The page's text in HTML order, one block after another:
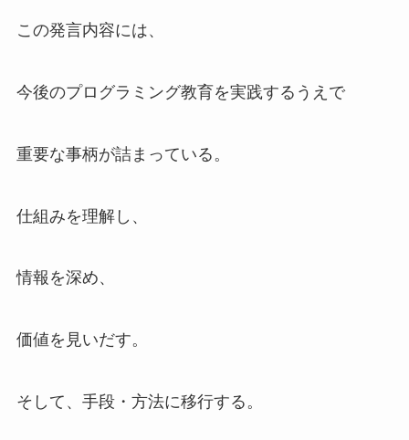
この発言内容には、
今後のプログラミング教育を実践するうえで
重要な事柄が詰まっている。
仕組みを理解し、
情報を深め、
価値を見いだす。
そして、手段・方法に移行する。